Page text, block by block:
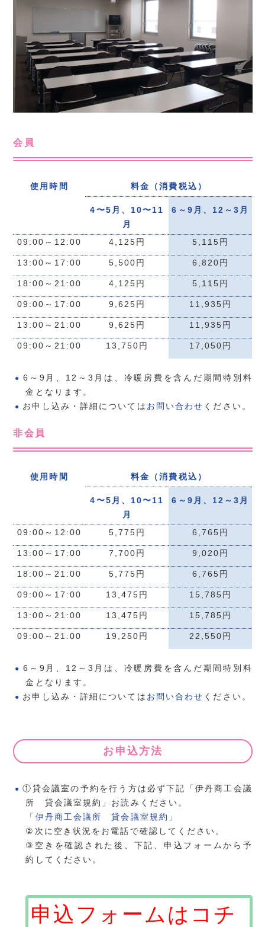
会員
使用時間 料金（消費税込）
4〜5月、10〜11
月
6～9月、12～3月
09:00～12:00 4,125円 5,115円
13:00～17:00 5,500円 6,820円
18:00～21:00 4,125円 5,115円
09:00～17:00 9,625円 11,935円
13:00～21:00 9,625円 11,935円
09:00～21:00 13,750円 17,050円
6～9月、12～3月は、冷暖房費を含んだ期間特別料
金となります。
お申し込み・詳細については お問い合わせ ください。
非会員
使用時間 料金（消費税込）
4〜5月、10〜11
月
6～9月、12～3月
09:00～12:00 5,775円 6,765円
13:00～17:00 7,700円 9,020円
18:00～21:00 5,775円 6,765円
09:00～17:00 13,475円 15,785円
13:00～21:00 13,475円 15,785円
09:00～21:00 19,250円 22,550円
6～9月、12～3月は、冷暖房費を含んだ期間特別料
金となります。
お申し込み・詳細については お問い合わせ ください。
お申込方法
①貸会議室の予約を行う方は必ず下記「伊丹商工会議
所 貸会議室規約」お読みください。
「伊丹商工会議所 貸会議室規約」
②次に空き状況をお電話で確認してください。
③空きを確認された後、下記、申込フォームから予
約してください。
申込フォームはコチ